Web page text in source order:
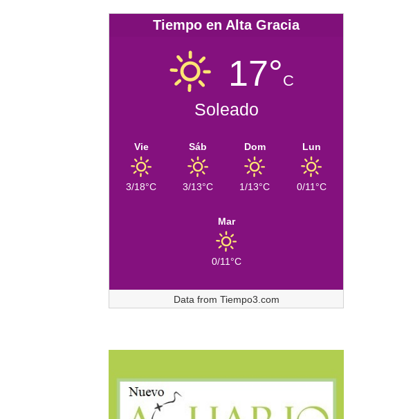
Tiempo en Alta Gracia
17°C
Soleado
Vie
3/18°C
Sáb
3/13°C
Dom
1/13°C
Lun
0/11°C
Mar
0/11°C
Data from Tiempo3.com